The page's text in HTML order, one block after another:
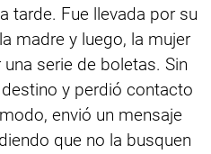
tarde. Fue llevada por su
madre y luego, la mujer
serie de boletas. Sin
y perdió contacto
envió un mensaje
que no la busquen